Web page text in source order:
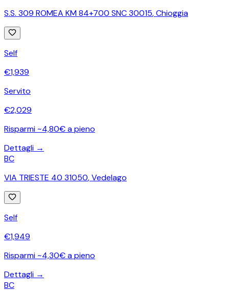
S.S. 309 ROMEA KM 84+700 SNC 30015,Chioggia
Self
€1,939
Servito
€2,029
Risparmi ~4,80€ a pieno
Dettagli →
BC
VIA TRIESTE 40 31050,Vedelago
Self
€1,949
Risparmi ~4,30€ a pieno
Dettagli →
BC